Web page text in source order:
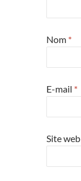
Nom *
E-mail *
Site web